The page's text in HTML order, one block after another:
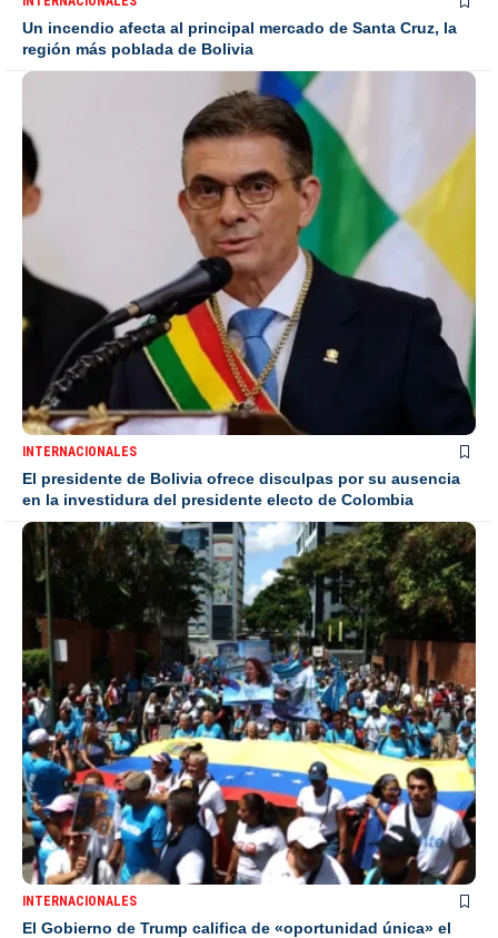
Un incendio afecta al principal mercado de Santa Cruz, la
región más poblada de Bolivia
INTERNACIONALES
El presidente de Bolivia ofrece disculpas por su ausencia
en la investidura del presidente electo de Colombia
INTERNACIONALES
El Gobierno de Trump califica de «oportunidad única» el